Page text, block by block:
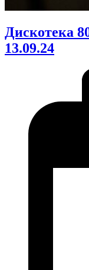
Дискотека
13.09.24